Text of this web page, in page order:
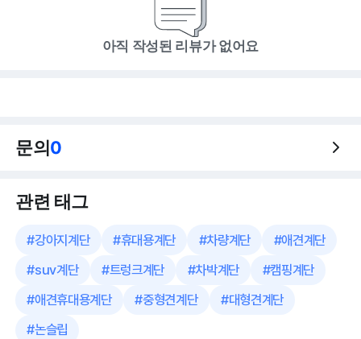
아직 작성된 리뷰가 없어요
문의0
관련 태그
#강아지계단 #휴대용계단 #차량계단 #애견계단
#suv계단 #트렁크계단 #차박계단 #캠핑계단
#애견휴대용계단 #중형견계단 #대형견계단
#논슬립